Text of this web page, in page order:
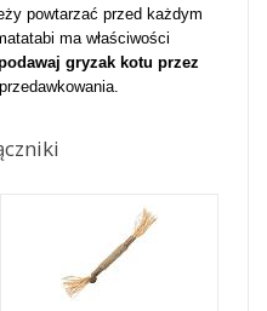
powtarzać przed każdym
ma właściwości
gryzak kotu przez